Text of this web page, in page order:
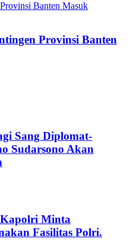
Banten Masuk
Provinsi Banten
Sang Diplomat-
Sudarsono Akan
Minta
Fasilitas Polri.